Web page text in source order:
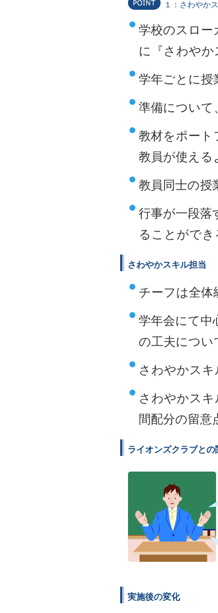
１：さわやか
学校のスロー
に『さわや
学年ごとに授
準備について
教材をポート
教員が使える
教員同士の授
行事が一段落
ることがで
さわやかスキル担当
チーフは全体
学年会にて中
の工夫につい
さわやかス
さわやかス
間配分の留意
ライオンズクラブとの
実施後の変化